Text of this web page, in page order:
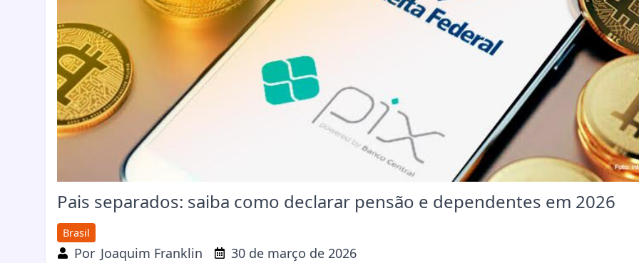
Pais separados: saiba como declarar pensão e dependentes em 2026
Brasil
Por Joaquim Franklin 30 de março de 2026